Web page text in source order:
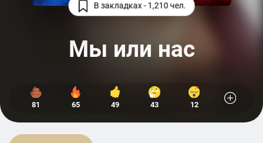
В закладках - 1,210 чел.
Мы или нас
81 65 49 43 12